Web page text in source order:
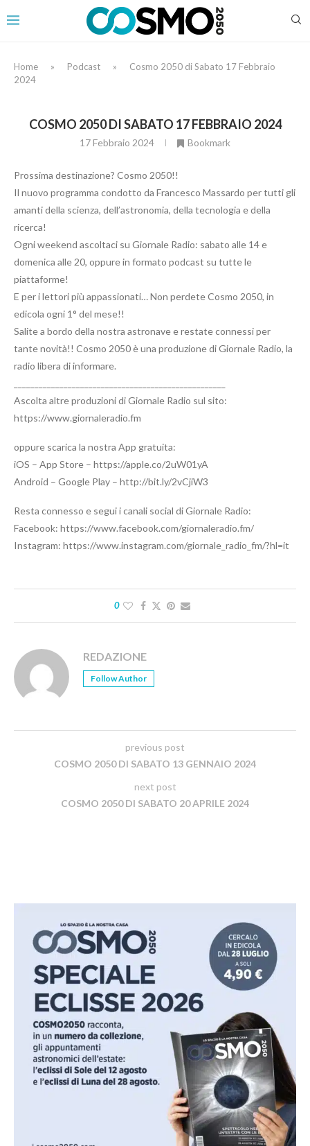
Home » Podcast »
Cosmo 2050 di Sabato 17 Febbraio
2024
COSMO 2050 DI SABATO 17 FEBBRAIO 2024
17 Febbraio 2024 Bookmark
Prossima destinazione? Cosmo 2050!!
Il nuovo programma condotto da Francesco Massardo per tutti gli
amanti della scienza, dell’astronomia, della tecnologia e della
ricerca!
Ogni weekend ascoltaci su Giornale Radio: sabato alle 14 e
domenica alle 20, oppure in formato podcast su tutte le
piattaforme!
E per i lettori più appassionati… Non perdete Cosmo 2050, in
edicola ogni 1° del mese!!
Salite a bordo della nostra astronave e restate connessi per
tante novità!! Cosmo 2050 è una produzione di Giornale Radio, la
radio libera di informare.
Ascolta altre produzioni di Giornale Radio sul sito:
https://www.giornaleradio.fm
oppure scarica la nostra App gratuita:
iOS – App Store – https://apple.co/2uW01yA
Android – Google Play – http://bit.ly/2vCjiW3
Resta connesso e segui i canali social di Giornale Radio:
Facebook: https://www.facebook.com/giornaleradio.fm/
Instagram: https://www.instagram.com/giornale_radio_fm/?hl=it
0
REDAZIONE
Follow Author
previous post
COSMO 2050 DI SABATO 13 GENNAIO 2024
next post
COSMO 2050 DI SABATO 20 APRILE 2024